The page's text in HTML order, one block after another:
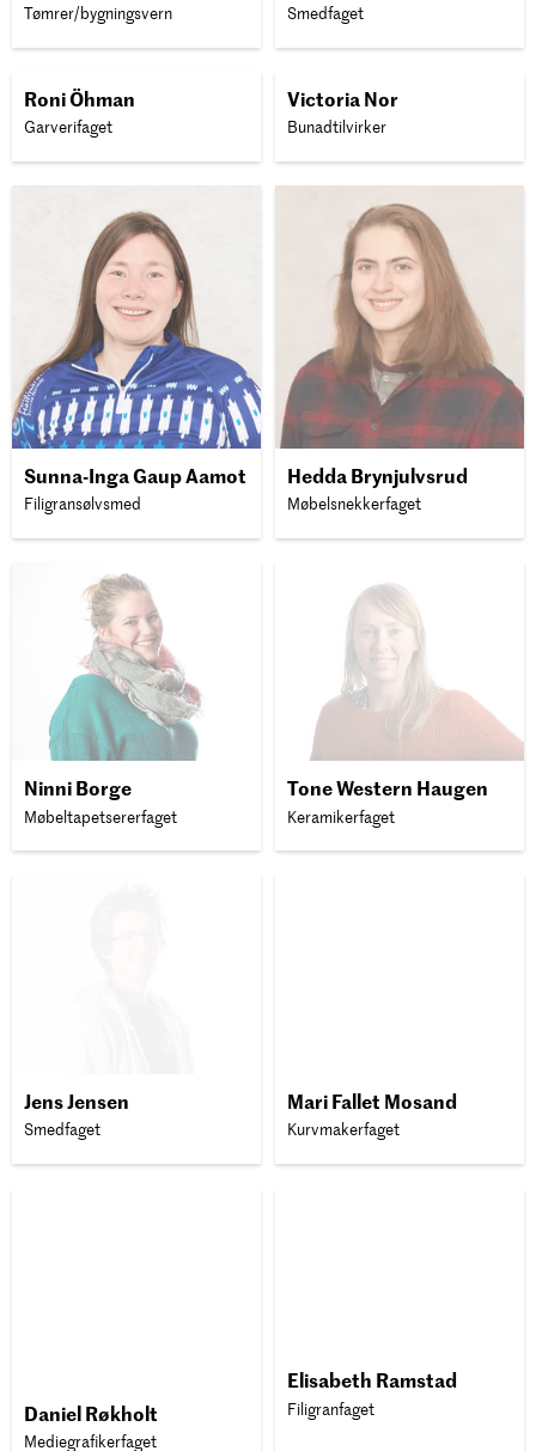
Tømrer/bygningsvern Smedfaget
Roni Öhman
Garverifaget
Victoria Nor
Bunadtilvirker
Sunna-Inga Gaup Aamot
Filigransølvsmed
Hedda Brynjulvsrud
Møbelsnekkerfaget
Ninni Borge
Møbeltapetsererfaget
Tone Western Haugen
Keramikerfaget
Jens Jensen
Smedfaget
Mari Fallet Mosand
Kurvmakerfaget
Daniel Røkholt
Mediegrafikerfaget
Elisabeth Ramstad
Filigranfaget